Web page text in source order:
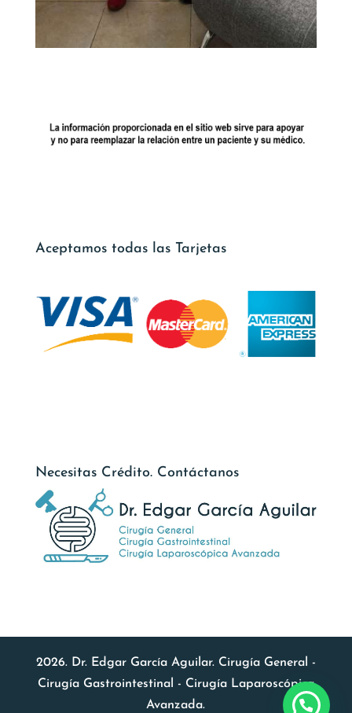
Aceptamos todas las Tarjetas
Necesitas Crédito. Contáctanos
2026. Dr. Edgar García Aguilar. Cirugía General -
Cirugía Gastrointestinal - Cirugía Laparoscópica
Avanzada.